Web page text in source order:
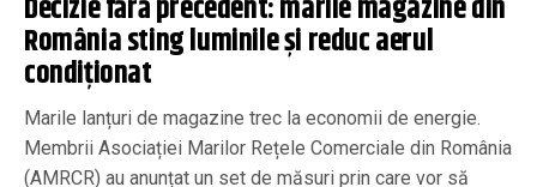
Decizie fără precedent: marile magazine din
România sting luminile și reduc aerul
condiționat
Marile lanțuri de magazine trec la economii de energie.
Membrii Asociației Marilor Rețele Comerciale din România
(AMRCR) au anunțat un set de măsuri prin care vor să